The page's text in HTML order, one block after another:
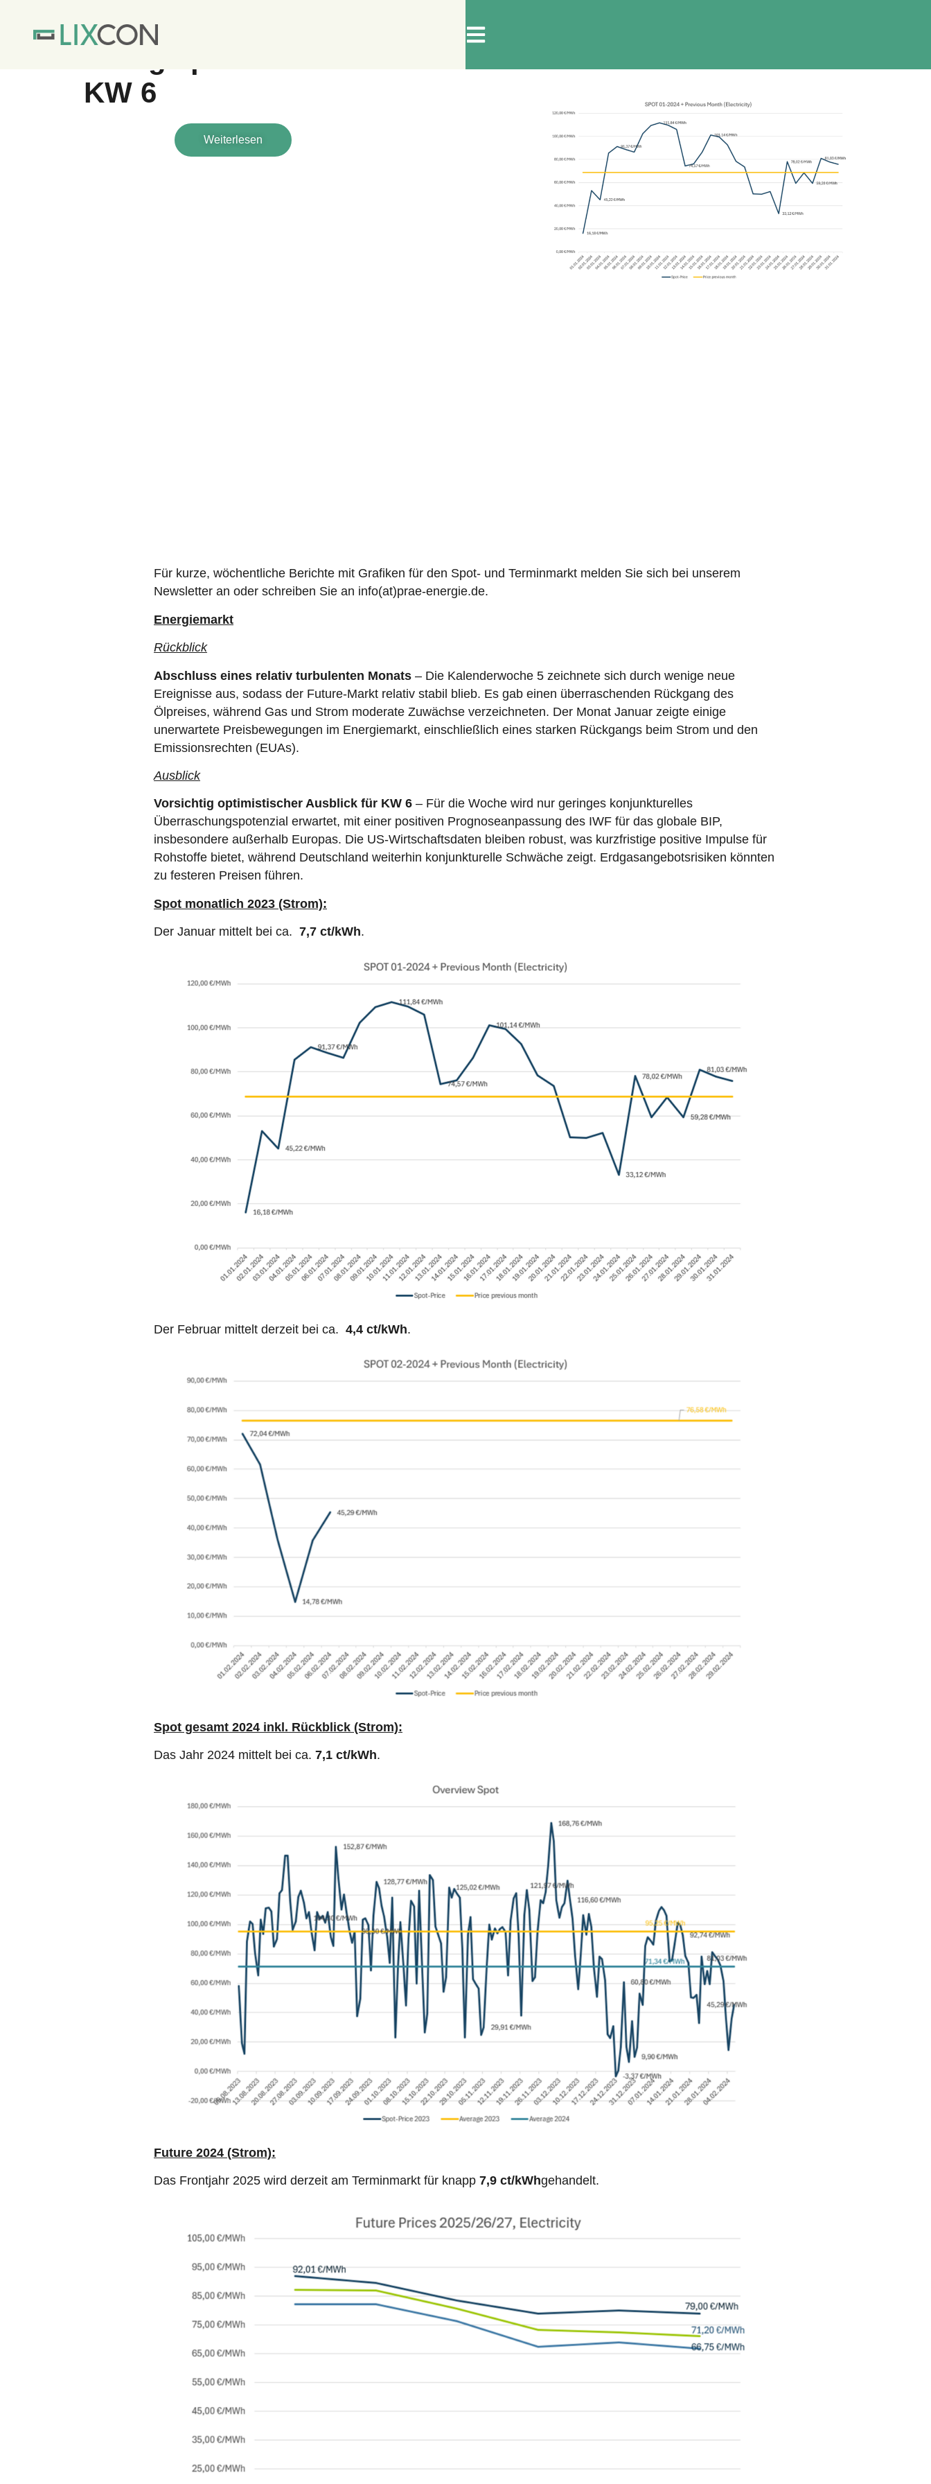
STARTSEITE ARBEITSSICHERHEIT
KW 6
Weiterlesen
Für kurze, wöchentliche Berichte mit Grafiken für den Spot- und Terminmarkt melden Sie sich bei unserem
Newsletter an oder schreiben Sie an info(at)prae-energie.de.
Energiemarkt
Rückblick
Abschluss eines relativ turbulenten Monats – Die Kalenderwoche 5 zeichnete sich durch wenige neue
Ereignisse aus, sodass der Future-Markt relativ stabil blieb. Es gab einen überraschenden Rückgang des
Ölpreises, während Gas und Strom moderate Zuwächse verzeichneten. Der Monat Januar zeigte einige
unerwartete Preisbewegungen im Energiemarkt, einschließlich eines starken Rückgangs beim Strom und den
Emissionsrechten (EUAs).
Ausblick
Vorsichtig optimistischer Ausblick für KW 6 – Für die Woche wird nur geringes konjunkturelles
Überraschungspotenzial erwartet, mit einer positiven Prognoseanpassung des IWF für das globale BIP,
insbesondere außerhalb Europas. Die US-Wirtschaftsdaten bleiben robust, was kurzfristige positive Impulse für
Rohstoffe bietet, während Deutschland weiterhin konjunkturelle Schwäche zeigt. Erdgasangebotsrisiken könnten
zu festeren Preisen führen.
Spot monatlich 2023 (Strom):
Der Januar mittelt bei ca. 7,7 ct/kWh.
Der Februar mittelt derzeit bei ca. 4,4 ct/kWh.
Spot gesamt 2024 inkl. Rückblick (Strom):
Das Jahr 2024 mittelt bei ca. 7,1 ct/kWh.
Future 2024 (Strom):
Das Frontjahr 2025 wird derzeit am Terminmarkt für knapp 7,9 ct/kWhgehandelt.